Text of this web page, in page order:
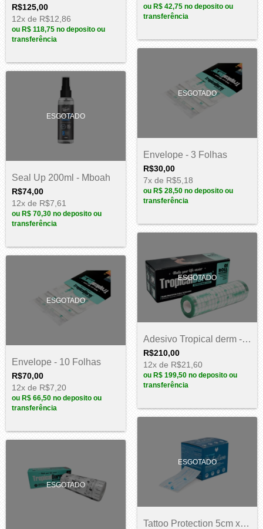
R$125,00
12x de R$12,86
ou R$ 118,75 no deposito ou
transferência
ou R$ 42,75 no deposito ou
transferência
ESGOTADO
Seal Up 200ml - Mboah
R$74,00
12x de R$7,61
ou R$ 70,30 no deposito ou
transferência
ESGOTADO
Envelope - 3 Folhas
R$30,00
7x de R$5,18
ou R$ 28,50 no deposito ou
transferência
ESGOTADO
Envelope - 10 Folhas
R$70,00
12x de R$7,20
ou R$ 66,50 no deposito ou
transferência
ESGOTADO
Adesivo Tropical derm - Rolo 15cm x 10m
R$210,00
12x de R$21,60
ou R$ 199,50 no deposito ou
transferência
ESGOTADO
ESGOTADO
Tattoo Protection 5cm x 5m